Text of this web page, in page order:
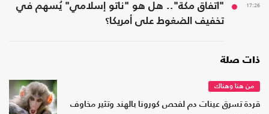
17:26
"اتفاق مكة".. هل هو "ناتو إسلامي" يُسهم في
تخفيف الضغوط على أمريكا؟
ذات صلة
من هنا وهناك
قردة تسرق عينات دم لفحص كورونا بالهند وتثير مخاوف